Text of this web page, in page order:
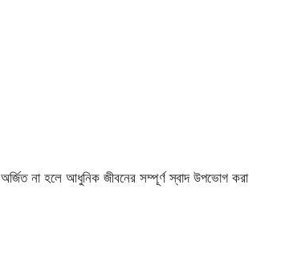
না হলে আধুনিক জীবনের সম্পূর্ণ স্বাদ উপভোগ করা